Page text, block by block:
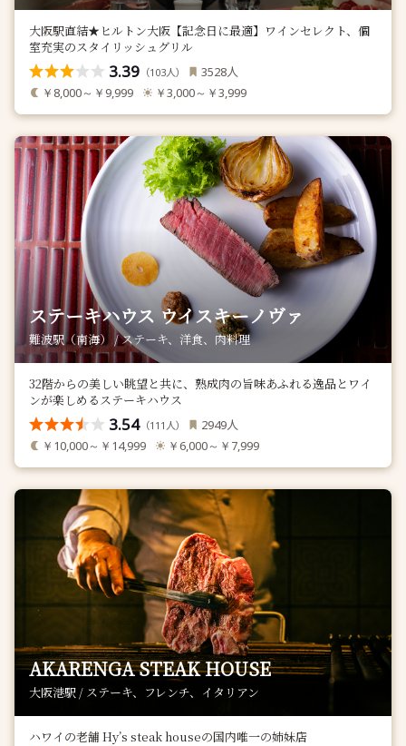
大阪駅直結★ヒルトン大阪【記念日に最適】ワインセレクト、個
室充実のスタイリッシュグリル
3.39 （103人） 3528人
￥8,000～￥9,999 ￥3,000～￥3,999
ステーキハウス ウイスキーノヴァ
難波駅（南海） / ステーキ、洋食、肉料理
32階からの美しい眺望と共に、熟成肉の旨味あふれる逸品とワイ
ンが楽しめるステーキハウス
3.54（111 人） 2949人
￥10,000～￥14,999 ￥6,000～￥7,999
AKARENGA STEAK HOUSE
大阪港駅 / ステーキ、フレンチ、イタリアン
ハワイの老舗 Hy’s steak houseの国内唯一の姉妹店